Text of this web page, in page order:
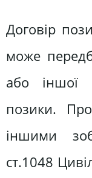
Договір
може
або іншої
позики.
іншими
ст.1048